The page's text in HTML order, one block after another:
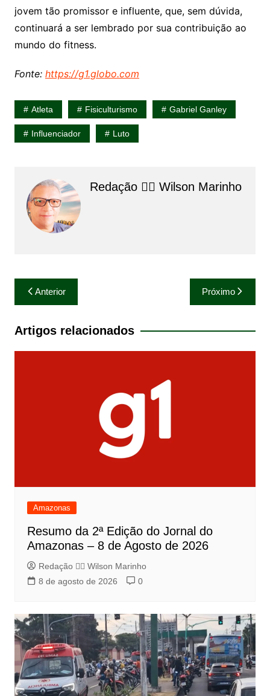
jovem tão promissor e influente, que, sem dúvida,
continuará a ser lembrado por sua contribuição ao
mundo do fitness.
Fonte: https://g1.globo.com
Atleta Fisiculturismo Gabriel Ganley
Influenciador Luto
Redação 👨‍⚖️​ Wilson Marinho
Navegação
de
Post
Anterior Próximo
Artigos relacionados
Amazonas
Resumo da 2ª Edição do Jornal do
Amazonas – 8 de Agosto de 2026
Redação 👨‍⚖️​ Wilson Marinho
8 de agosto de 2026
0